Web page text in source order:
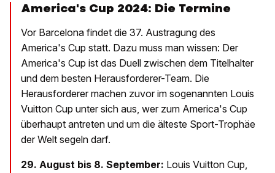
America's Cup 2024: Die Termine
Vor Barcelona findet die 37. Austragung des
America's Cup statt. Dazu muss man wissen: Der
America's Cup ist das Duell zwischen dem Titelhalter
und dem besten Herausforderer-Team. Die
Herausforderer machen zuvor im sogenannten Louis
Vuitton Cup unter sich aus, wer zum America's Cup
überhaupt antreten und um die älteste Sport-Trophäe
der Welt segeln darf.
29. August bis 8. September: Louis Vuitton Cup,